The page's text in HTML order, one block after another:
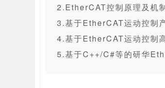
2.EtherCAT控制原理及机
3.基于EtherCAT运动控制
4.基于EtherCAT运动控制
5.基于C++/C#等的研华